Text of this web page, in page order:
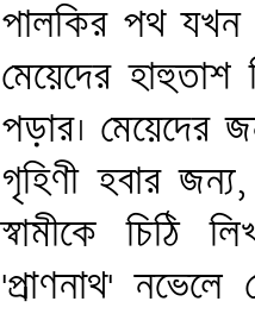
পালকির পথ যখন
মেয়েদের
পড়ার। মেয়েদের
গৃহিণী হবার
স্বামীকে চিঠি
'প্রাণনাথ'